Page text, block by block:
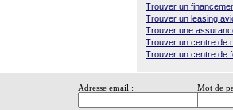
Trouver un
Trouver un leasing
Trouver une
Trouver un centre de
Trouver un centre de
Adresse email : Mot de